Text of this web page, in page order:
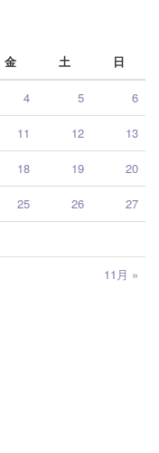
金 土 日
11月 »
4 5 6
11 12 13
18 19 20
25 26 27